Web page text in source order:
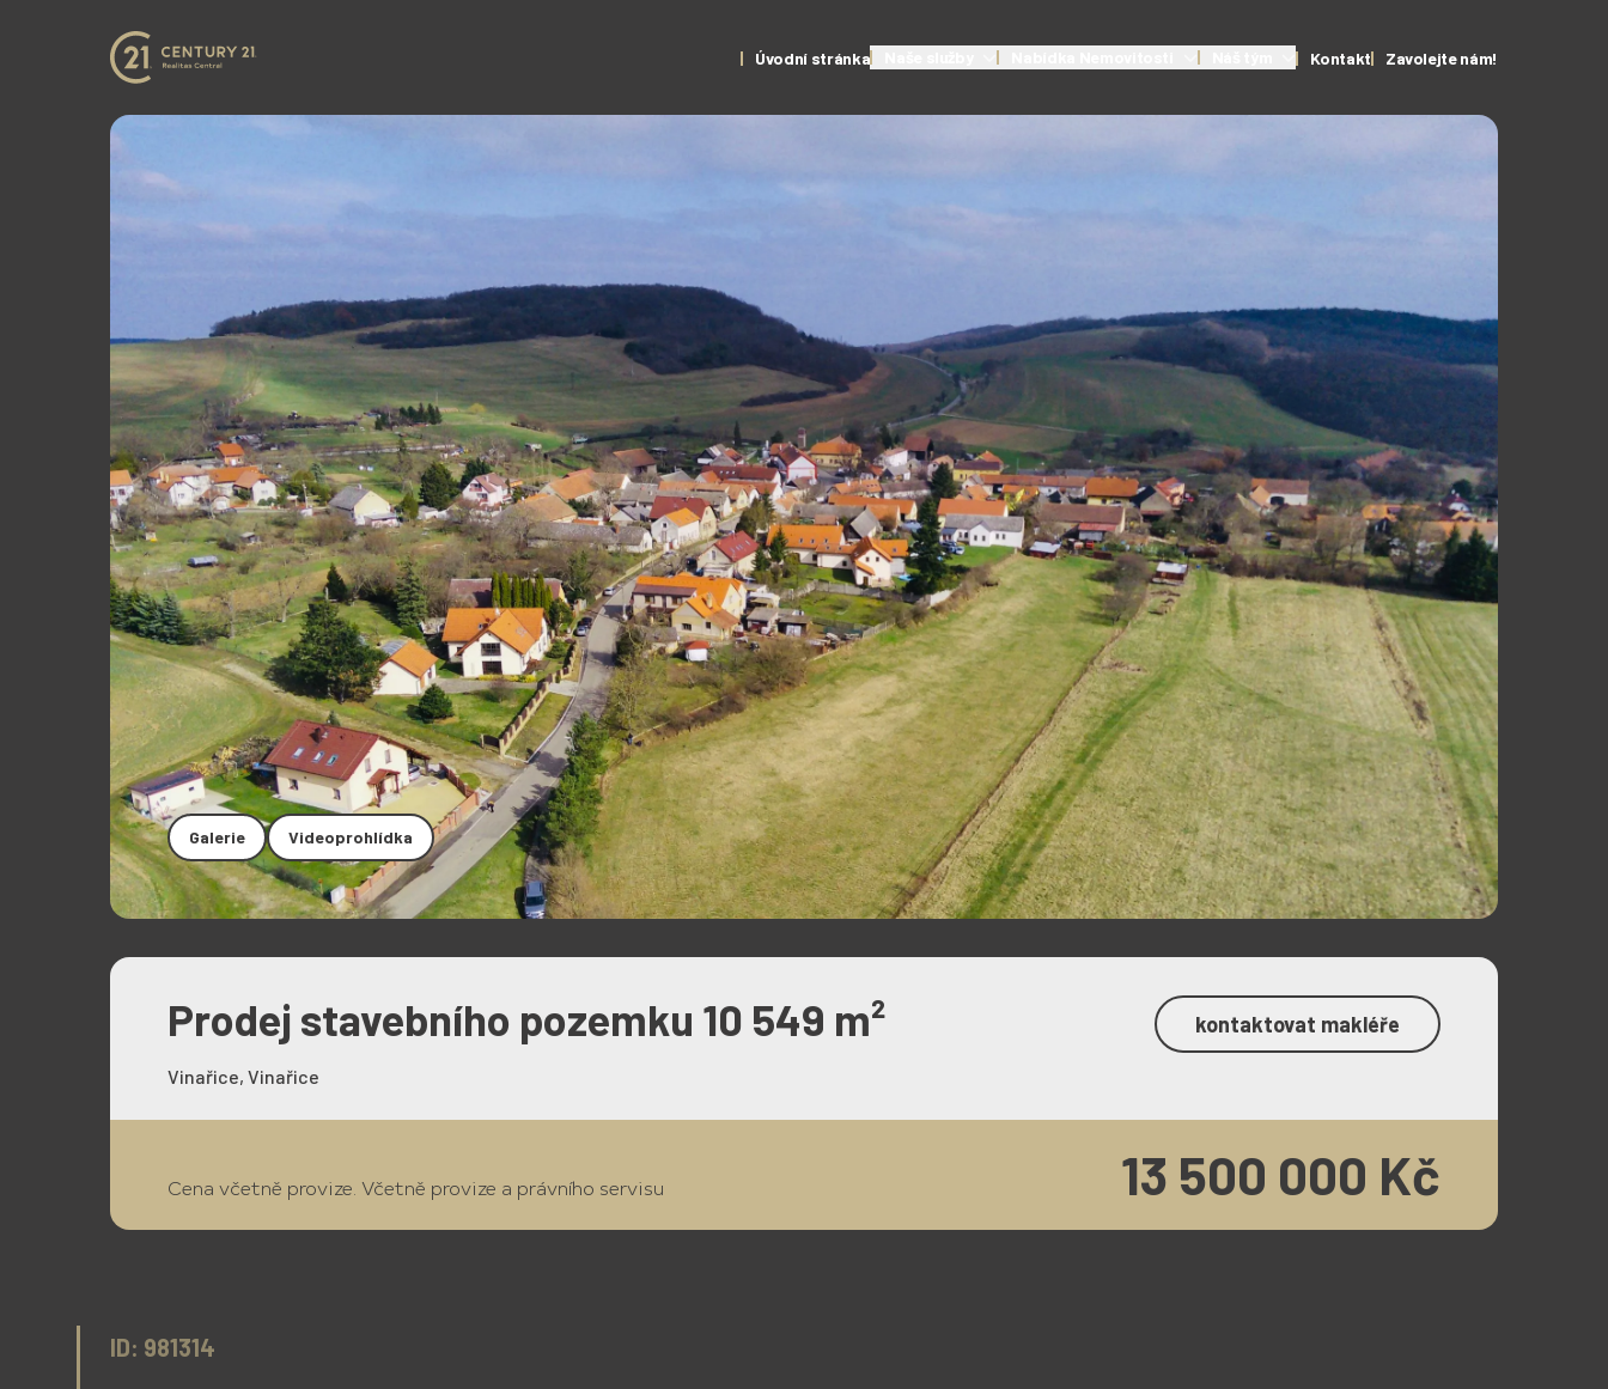
Úvodní stránka Kontakt Zavolejte nám!
Galerie Videoprohlídka
Prodej stavebního pozemku 10 549 m²
Vinařice, Vinařice
kontaktovat makléře
Cena včetně provize. Včetně provize a právního servisu 13 500 000 Kč
ID: 981314